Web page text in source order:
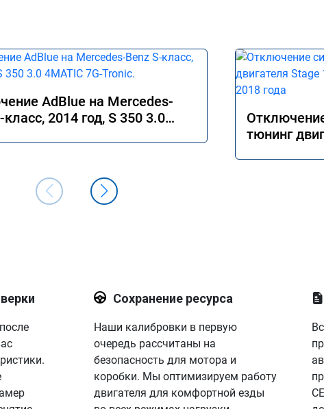
AdBlue на Mercedes-
класс, 2014 год, S 350 3.0
тюнинг
Сохранение ресурса
Наши калибровки в первую
очередь рассчитаны на
безопасность для мотора и
коробки. Мы оптимизируем работу
двигателя для комфортной езды